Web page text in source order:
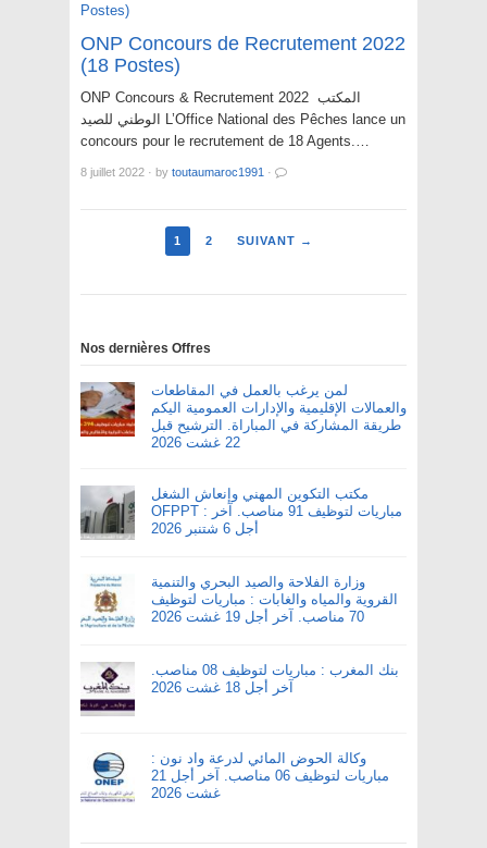
ONP Concours de Recrutement 2022
(18 Postes)
ONP Concours & Recrutement 2022 المكتب
الوطني للصيد L’Office National des Pêches lance un
concours pour le recrutement de 18 Agents.…
8 juillet 2022 · by toutaumaroc1991 ·
1 2 SUIVANT →
Nos dernières Offres
لمن يرغب بالعمل في المقاطعات
والعمالات الإقليمية والإدارات العمومية اليكم
طريقة المشاركة في المباراة. الترشيح قبل
22 غشت 2026
مكتب التكوين المهني وإنعاش الشغل
OFPPT : مباريات لتوظيف 91 مناصب. آخر
أجل 6 شتنبر 2026
وزارة الفلاحة والصيد البحري والتنمية
القروية والمياه والغابات : مباريات لتوظيف
70 مناصب. آخر أجل 19 غشت 2026
بنك المغرب : مباريات لتوظيف 08 مناصب.
آخر أجل 18 غشت 2026
وكالة الحوض المائي لدرعة واد نون :
مباريات لتوظيف 06 مناصب. آخر أجل 21
غشت 2026